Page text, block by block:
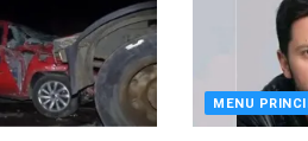
MENU